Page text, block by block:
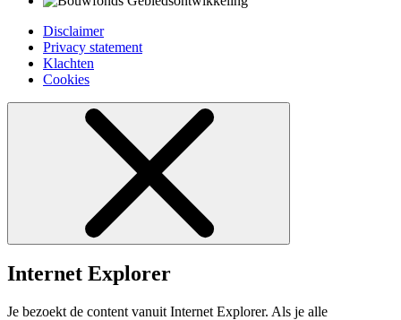
Disclaimer
Privacy statement
Klachten
Cookies
Internet Explorer
Je bezoekt de content vanuit Internet Explorer. Als je alle